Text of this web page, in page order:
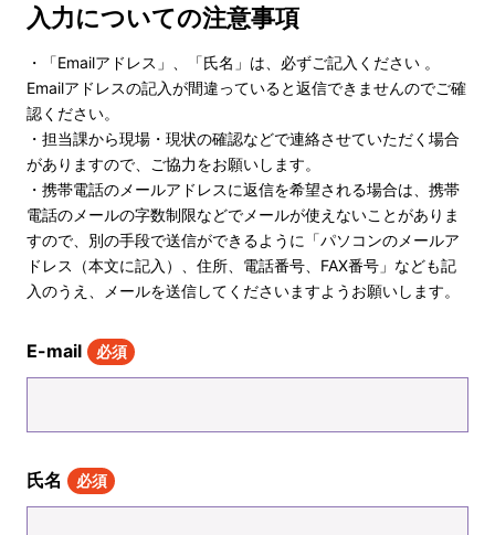
入力についての注意事項
・「Emailアドレス」、「氏名」は、必ずご記入ください 。
Emailアドレスの記入が間違っていると返信できませんのでご確
認ください。
・担当課から現場・現状の確認などで連絡させていただく場合
がありますので、ご協力をお願いします。
・携帯電話のメールアドレスに返信を希望される場合は、携帯
電話のメールの字数制限などでメールが使えないことがありま
すので、別の手段で送信ができるように「パソコンのメールア
ドレス（本文に記入）、住所、電話番号、FAX番号」なども記
入のうえ、メールを送信してくださいますようお願いします。
E-mail 必須
氏名 必須